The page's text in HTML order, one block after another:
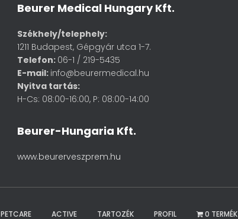
Beurer Medical Hungary Kft.
Székhely/telephely:
1211 Budapest, Gépgyár utca 1-7.
Telefon: 06-1 / 219-5435
E-mail: info@beurermedical.hu
Nyitva tartás:
H-Cs: 08:00-16:00, P: 08:00-14:00
Beurer-Hungaria Kft.
www.beurerveszprem.hu
PETCARE ACTIVE TARTOZÉK PROFIL 0 TERMÉK